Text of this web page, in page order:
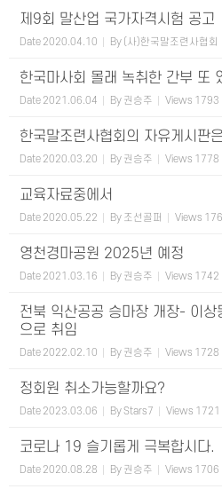
제9회 말산업 국가자격시험 공고
Date 2020.04.10 By (사)한국말조련사협회
한국마사회 몰래 녹취한 간부 또
Date 2021.06.04 By 권승주 Views 1793
한국말조련사협회의 자유게시판
Date 2020.03.20 By 권승주 Views 1778
교육자료중에서
Date 2020.05.22 By 조선골퍼 Views
영천경마공원 2025년 예정
Date 2021.03.16 By 권승주 Views 1742
전북 익산공공 승마장 개장- 이상
으로 취임
Date 2022.02.10 By 권승주 Views 1728
정회원 취소가능할까요?
Date 2023.03.06 ByStars7 Views 1721
코로나 19 슬기롭게 극복합시다.
Date 2020.08.28 By 권승주 Views 1706